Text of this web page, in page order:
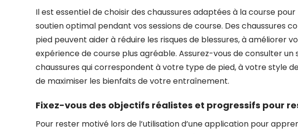
Il est essentiel de choisir des chaussures adaptées à la course
soutien optimal pendant vos sessions de course. Des chaussures
pied peuvent aider à réduire les risques de blessures, à améliorer
expérience de course plus agréable. Assurez-vous de consulter
chaussures qui correspondent à votre type de pied, à votre style
de maximiser les bienfaits de votre entraînement.
Fixez-vous des objectifs réalistes et progressifs pour
Pour rester motivé lors de l’utilisation d’une application pour